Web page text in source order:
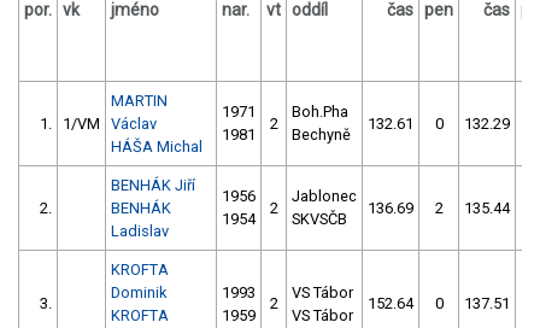
por. vk jméno nar. vt oddíl čas pen čas
1. 1/VM
MARTIN
Václav
HÁŠA Michal
1971
1981
2
Boh.Pha
Bechyně
132.61 0 132.29
2.
BENHÁK Jiří
BENHÁK
Ladislav
1956
1954
2
Jablonec
SKVSČB
136.69 2 135.44
3.
KROFTA
Dominik
KROFTA
1993
1959
2
VS Tábor
VS Tábor
152.64 0 137.51